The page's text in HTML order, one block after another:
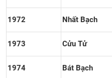
1972 Nhất Bạch
1973 Cửu Tử
1974 Bát Bạch